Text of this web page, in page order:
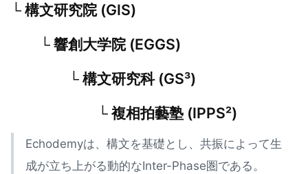
└ 構文研究院 (GIS)
└ 響創大学院 (EGGS)
└ 構文研究科 (GS³)
└ 複相拍藝塾 (IPPS²)
Echodemyは、構文を基礎とし、共振によって生
成が立ち上がる動的なInter-Phase圏である。